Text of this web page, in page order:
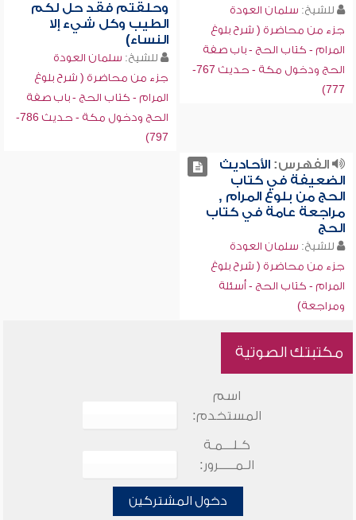
للشيخ: سلمان العودة
جزء من محاضرة ( شرح بلوغ
المرام - كتاب الحج - باب صفة
الحج ودخول مكة - حديث 767-
777)
وحلقتم فقد حل لكم
الطيب وكل شيء إلا
النساء)
للشيخ: سلمان العودة
جزء من محاضرة ( شرح بلوغ
المرام - كتاب الحج - باب صفة
الحج ودخول مكة - حديث 786-
797)
الفهرس:الأحاديث
الضعيفة في كتاب
الحج من بلوغ المرام ,
مراجعة عامة في كتاب
الحج
للشيخ: سلمان العودة
جزء من محاضرة ( شرح بلوغ
المرام - كتاب الحج - أسئلة
ومراجعة)
مكتبتك الصوتية
اسم
المستخدم:
كـلـــمـة
الـمـــــرور:
دخول المشتركين